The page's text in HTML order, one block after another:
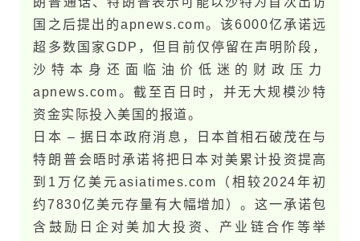
国之后提出的​apnews.com。该6000亿承诺远
超多数国​家GDP，但目前仅停留在声明阶段，
沙特本身还面临油价低迷的财政压力​
apnews.com。截至百日时，并无大规模沙特
资金实际投入美​国的报道。
日本 – 据日本政府消息，日本首相石破茂在与
特​朗​普会晤时承诺将把日本对美累计投资提高
到1万亿美元​asiatimes.com（相较2024年初
约7830亿美元存量有大幅增加）。这一承诺包
含鼓励日企对美加大投资、产业链合作等举